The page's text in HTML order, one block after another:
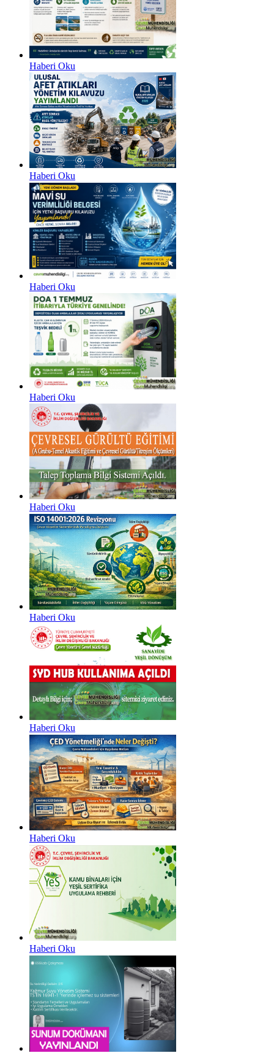
Haberi Oku
Haberi Oku
Haberi Oku
Haberi Oku
Haberi Oku
Haberi Oku
Haberi Oku
Haberi Oku
Haberi Oku